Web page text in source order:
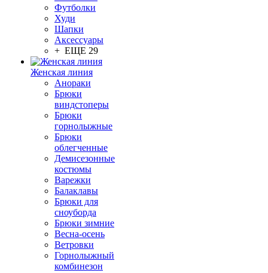
Футболки
Худи
Шапки
Аксессуары
+ ЕЩЕ 29
Женская линия
Анораки
Брюки
виндстоперы
Брюки
горнолыжные
Брюки
облегченные
Демисезонные
костюмы
Варежки
Балаклавы
Брюки для
сноуборда
Брюки зимние
Весна-осень
Ветровки
Горнолыжный
комбинезон